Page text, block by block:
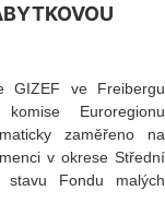
GIZEF ve Freibergu
Euroregionu
zaměřeno na
v okrese Střední
Fondu malých